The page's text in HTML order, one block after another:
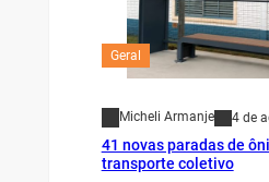
Geral
Micheli Armanje 4 de
41 novas paradas de
transporte coletivo